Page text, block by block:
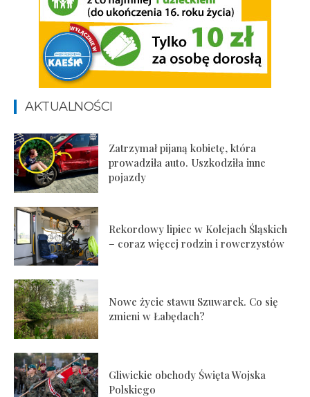
AKTUALNOŚCI
Zatrzymał pijaną kobietę, która
prowadziła auto. Uszkodziła inne
pojazdy
Rekordowy lipiec w Kolejach Śląskich
– coraz więcej rodzin i rowerzystów
Nowe życie stawu Szuwarek. Co się
zmieni w Łabędach?
Gliwickie obchody Święta Wojska
Polskiego